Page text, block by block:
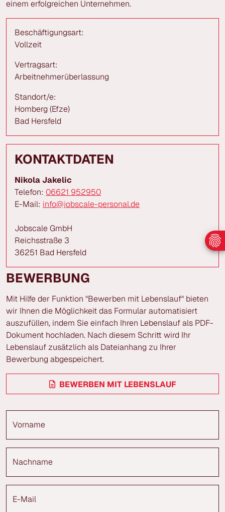
einem erfolgreichen Unternehmen.
Beschäftigungsart:
Vollzeit
Vertragsart:
Arbeitnehmerüberlassung
Standort/e:
Homberg (Efze)
Bad Hersfeld
KONTAKTDATEN
Nikola Jakelic
Telefon: 06621 952950
E-Mail: info@jobscale-personal.de
Jobscale GmbH
Reichsstraße 3
36251 Bad Hersfeld
BEWERBUNG
Mit Hilfe der Funktion “Bewerben mit Lebenslauf“ bieten
wir Ihnen die Möglichkeit das Formular automatisiert
auszufüllen, indem Sie einfach Ihren Lebenslauf als PDF-
Dokument hochladen. Nach diesem Schritt wird Ihr
Lebenslauf zusätzlich als Dateianhang zu Ihrer
Bewerbung abgespeichert.
BEWERBEN MIT LEBENSLAUF
Vorname
Nachname
E-Mail